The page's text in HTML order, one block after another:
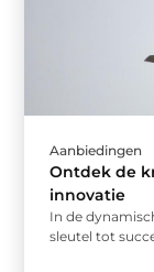
Aanbiedingen
Ontdek de
innovatie
In de
sleutel tot